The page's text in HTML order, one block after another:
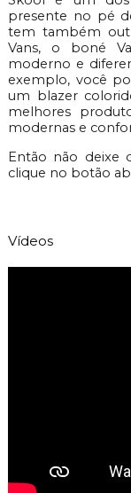
presente no pé
tem também
Vans, o boné
moderno e
exemplo, você
um blazer
melhores
modernas e
Então não deixe
clique no botão
Vídeos